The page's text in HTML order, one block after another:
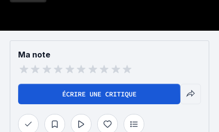
Ma note
ÉCRIRE UNE CRITIQUE